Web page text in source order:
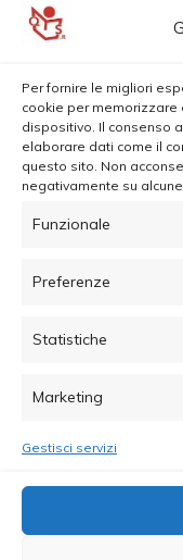
Per fornire le migliori
cookie per memorizzare
dispositivo. Il consenso
elaborare dati come il
questo sito. Non
negativamente su
Funzionale
Preferenze
Statistiche
Marketing
Gestisci servizi
96015470825 -
al Tribunale di